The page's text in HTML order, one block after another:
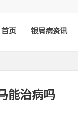
首页 银屑病资讯
能治病吗